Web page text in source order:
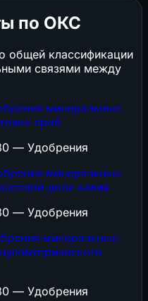
по ОКС
общей классификации
связями между
минеральные.
проб
— Удобрения
минеральные.
доли калия
— Удобрения
минеральные.
— Удобрения